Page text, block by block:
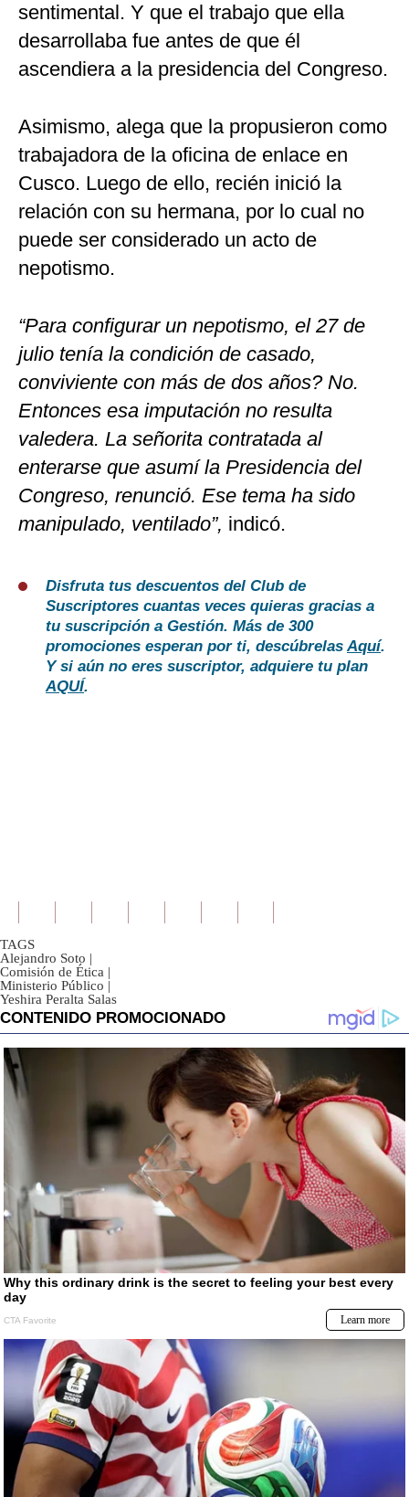
sentimental. Y que el trabajo que ella
desarrollaba fue antes de que él
ascendiera a la presidencia del Congreso.
Asimismo, alega que la propusieron como
trabajadora de la oficina de enlace en
Cusco. Luego de ello, recién inició la
relación con su hermana, por lo cual no
puede ser considerado un acto de
nepotismo.
“Para configurar un nepotismo, el 27 de
julio tenía la condición de casado,
conviviente con más de dos años? No.
Entonces esa imputación no resulta
valedera. La señorita contratada al
enterarse que asumí la Presidencia del
Congreso, renunció. Ese tema ha sido
manipulado, ventilado”, indicó.
Disfruta tus descuentos del Club de
Suscriptores cuantas veces quieras gracias a
tu suscripción a Gestión. Más de 300
promociones esperan por ti, descúbrelasAquí.
Y si aún no eres suscriptor, adquiere tu plan
AQUÍ.
TAGS
Alejandro Soto |
Comisión de Ética |
Ministerio Público |
Yeshira Peralta Salas